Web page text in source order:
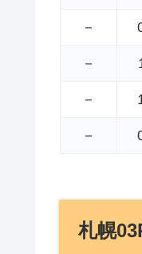
－
－
－
－
札幌